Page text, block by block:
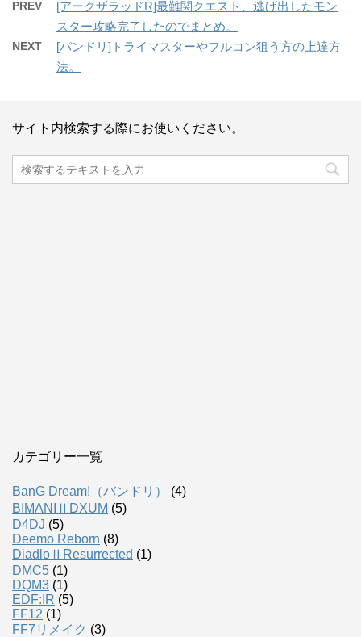
PREV
[アークザラッドR]最難関クエスト、逃げ出したモン
スター攻略完了したのでまとめ。
NEXT
[バンドリ]トライマスターやフルコン狙う方の上達方
法。
サイト内検索する際にお使いください。
カテゴリー一覧
BanG Dream!（バンドリ）
(4)
BIMANIⅡDXUM (5)
D4DJ (5)
Deemo Reborn (8)
DiadloⅡResurrected (1)
DMC5 (1)
DQM3 (1)
EDF:IR (5)
FF12 (1)
FF7リメイク (3)